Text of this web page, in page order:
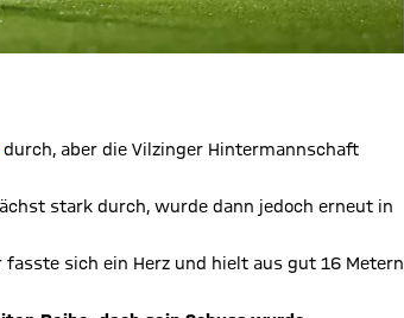
durch, aber die Vilzinger Hintermannschaft
stark durch, wurde dann jedoch erneut in
sich ein Herz und hielt aus gut 16 Metern